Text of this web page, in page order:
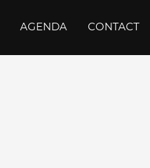
AGENDA CONTACT